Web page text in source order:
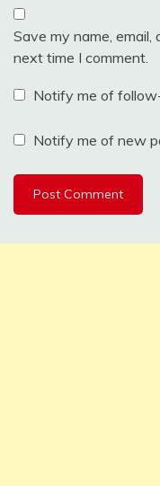
Save my name,
next time I comment.
Notify me of
Notify me of new